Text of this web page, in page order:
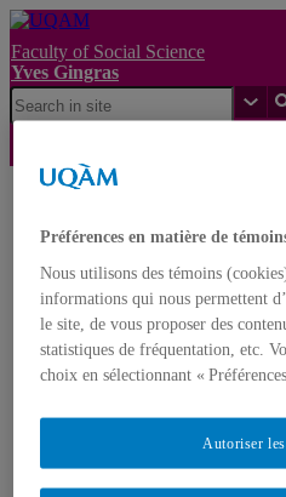
Faculty of Social Science
Yves Gingras
Gingras
FrançaisEnglish
Home
Biography
Nominations
Publications
Préférences en matière de
Nous utilisons des témoins
informations qui nous permettent
le site, de vous proposer des
statistiques de fréquentation, etc.
choix en sélectionnant « Préférences
Autoriser